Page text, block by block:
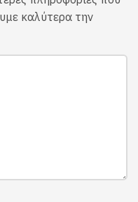
καλύτερα την